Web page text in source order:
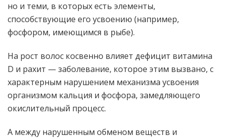
но и теми, в которых есть элементы,
способствующие его усвоению (например,
фосфором, имеющимся в рыбе).
На рост волос косвенно влияет дефицит витамина
D и рахит — заболевание, которое этим вызвано, с
характерным нарушением механизма усвоения
организмом кальция и фосфора, замедляющего
окислительный процесс.
А между нарушенным обменом веществ и